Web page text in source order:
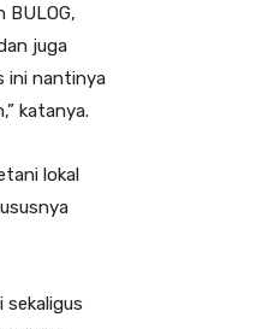
BULOG,
juga
ini nantinya
katanya.
lokal
sekaligus